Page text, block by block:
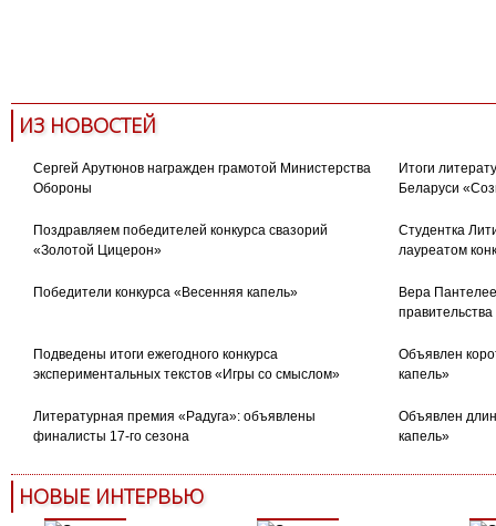
ИЗ НОВОСТЕЙ
Сергей Арутюнов награжден грамотой Министерства
Обороны
Итоги
Беларуси
Поздравляем победителей конкурса свазорий
«Золотой Цицерон»
Студентка
лауреатом
Победители конкурса «Весенняя капель»
Вера
Подведены итоги ежегодного конкурса
экспериментальных текстов «Игры со смыслом»
Объявлен
капель»
Литературная премия «Радуга»: объявлены
финалисты 17-го сезона
Объявлен
капель»
НОВЫЕ ИНТЕРВЬЮ